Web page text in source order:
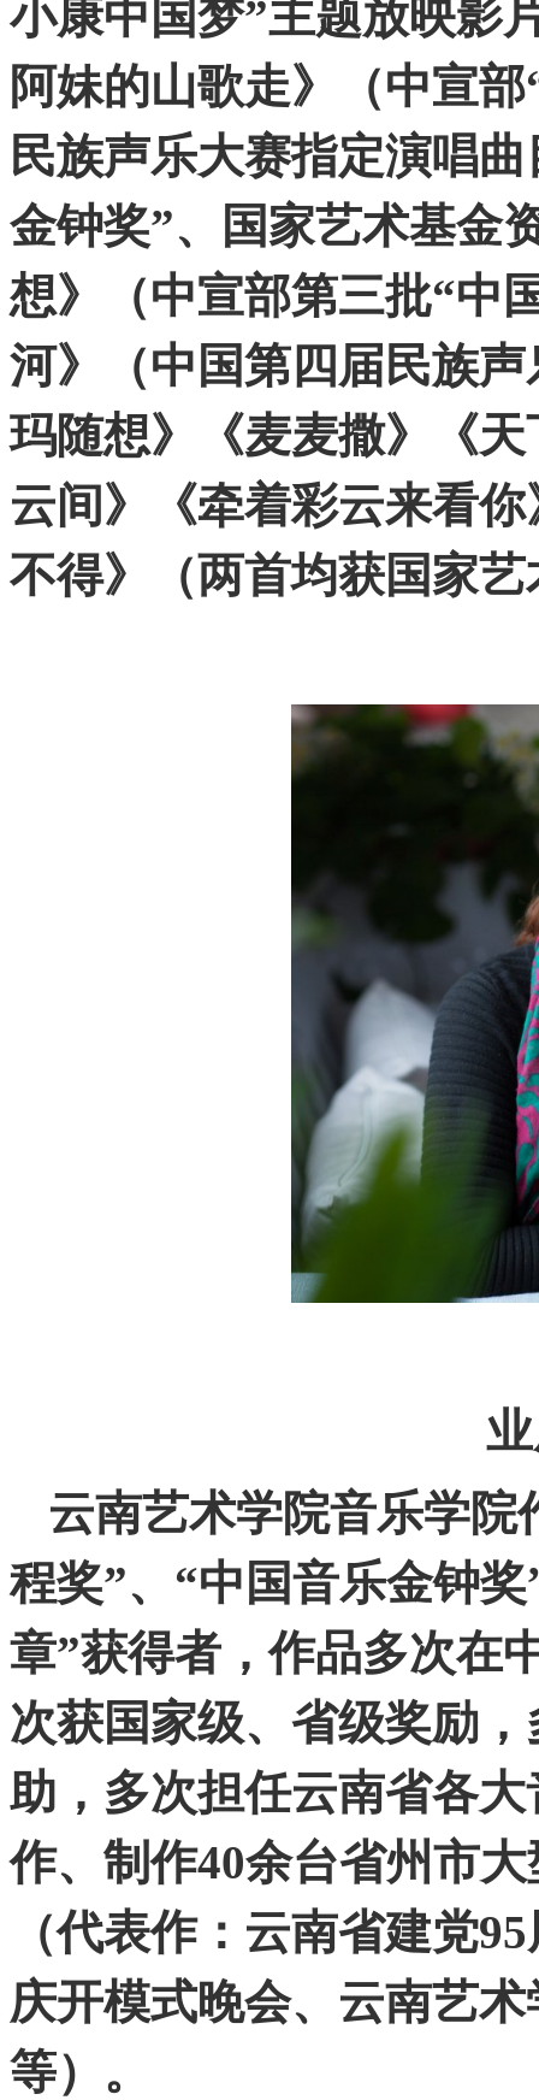
小康中国梦”主题放映影
阿妹的山歌走》（中宣
民族声乐大赛指定演唱
金钟奖”、国家艺术基金
想》（中宣部第三批“中
河》（中国第四届民族
玛随想》《麦麦撒》《
云间》《牵着彩云来看
不得》（两首均获国家
云南艺术学院音乐学院
程奖”、“中国音乐金钟
章”获得者，作品多次在
次获国家级、省级奖励
助，多次担任云南省各
作、制作40余台省州市
（代表作：云南省建党
庆开模式晚会、云南艺
等）。